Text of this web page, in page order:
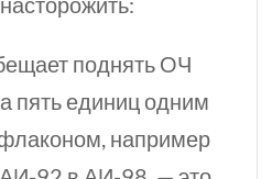
поднять ОЧ
пять единиц одним
например